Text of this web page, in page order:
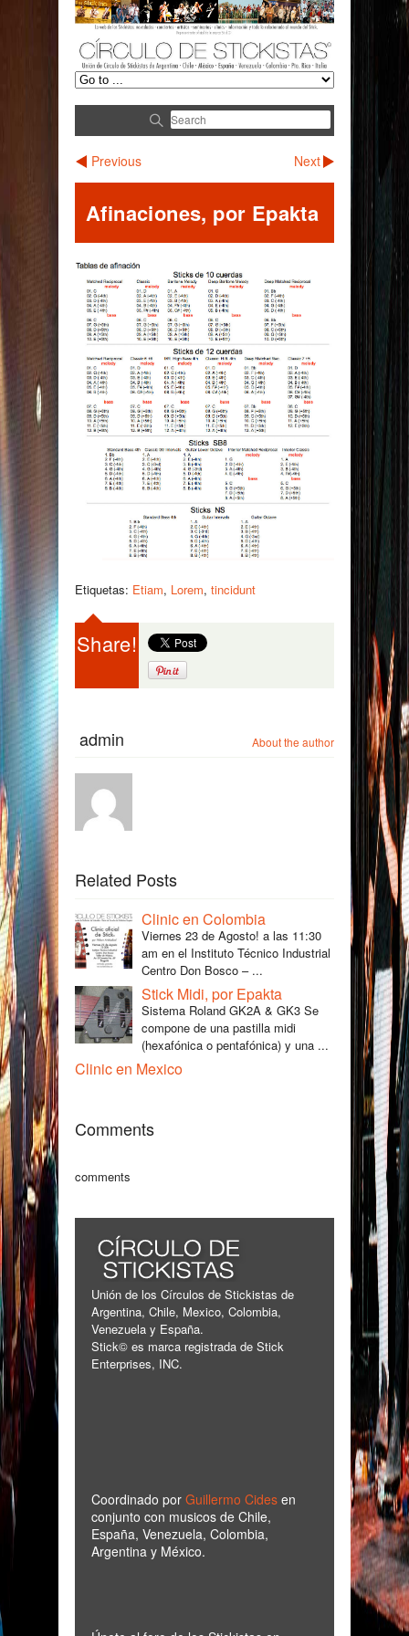
Previous Next
Afinaciones, por Epakta
Etiquetas: Etiam, Lorem, tincidunt
Share!
admin About the author
Related Posts
Clinic en Colombia
Viernes 23 de Agosto! a las 11:30
am en el Instituto Técnico Industrial
Centro Don Bosco – ...
Stick Midi, por Epakta
Sistema Roland GK2A & GK3 Se
compone de una pastilla midi
(hexafónica o pentafónica) y una ...
Clinic en Mexico
Comments
comments
Unión de los Círculos de Stickistas de
Argentina, Chile, Mexico, Colombia,
Venezuela y España.
Stick© es marca registrada de Stick
Enterprises, INC.
Coordinado por Guillermo Cides en
conjunto con musicos de Chile,
España, Venezuela, Colombia,
Argentina y México.